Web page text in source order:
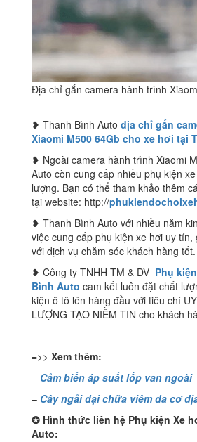
Địa chỉ gắn camera hành trình
❥ Thanh Bình Auto địa chỉ gắn
Xiaomi M500 64Gb cho xe hơi tại
❥ Ngoài camera hành trình Xiaomi
Auto còn cung cấp nhiều phụ kiện
lượng. Bạn có thể tham khảo thêm
tại website: http://
❥ Thanh Bình Auto với nhiều năm
việc cung cấp phụ kiện xe hơi uy tín,
với dịch vụ chăm sóc khách hàng tốt.
❥ Công ty TNHH TM & DV Phụ
Bình Auto cam kết luôn đặt chất
kiện ô tô lên hàng đầu với tiêu chí
LƯỢNG TẠO NIỀM TIN cho khách
=>> Xem thêm:
– Cảm biến áp suất lốp van ngoài
– Cây ngải dại chữa viêm da cơ
✪ Hình thức liên hệ Phụ kiện Xe
Auto: